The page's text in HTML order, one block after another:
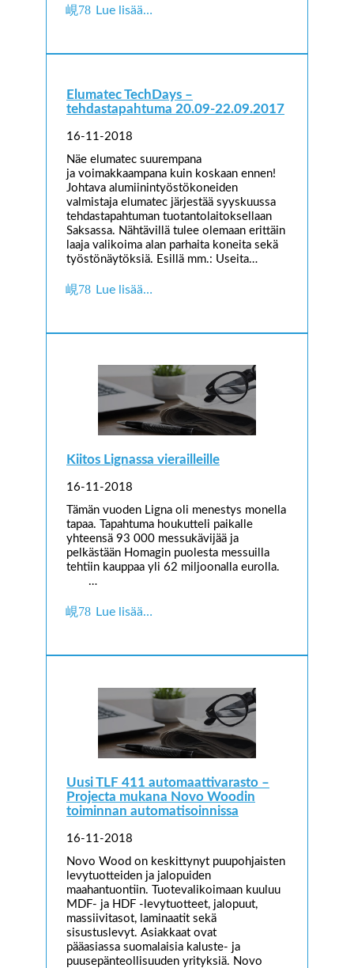
Lue lisää…
Elumatec TechDays –
tehdastapahtuma 20.09-22.09.2017
16-11-2018
Näe elumatec suurempana
ja voimakkaampana kuin koskaan ennen!
Johtava alumiinintyöstökoneiden
valmistaja elumatec järjestää syyskuussa
tehdastapahtuman tuotantolaitoksellaan
Saksassa. Nähtävillä tulee olemaan erittäin
laaja valikoima alan parhaita koneita sekä
työstönäytöksiä. Esillä mm.: Useita…
Lue lisää…
Kiitos Lignassa vierailleille
16-11-2018
Tämän vuoden Ligna oli menestys monella
tapaa. Tapahtuma houkutteli paikalle
yhteensä 93 000 messukävijää ja
pelkästään Homagin puolesta messuilla
tehtiin kauppaa yli 62 miljoonalla eurolla.
…
Lue lisää…
Uusi TLF 411 automaattivarasto –
Projecta mukana Novo Woodin
toiminnan automatisoinnissa
16-11-2018
Novo Wood on keskittynyt puupohjaisten
levytuotteiden ja jalopuiden
maahantuontiin. Tuotevalikoimaan kuuluu
MDF- ja HDF -levytuotteet, jalopuut,
massiivitasot, laminaatit sekä
sisustuslevyt. Asiakkaat ovat
pääasiassa suomalaisia kaluste- ja
puusepänteollisuuden yrityksiä. Novo